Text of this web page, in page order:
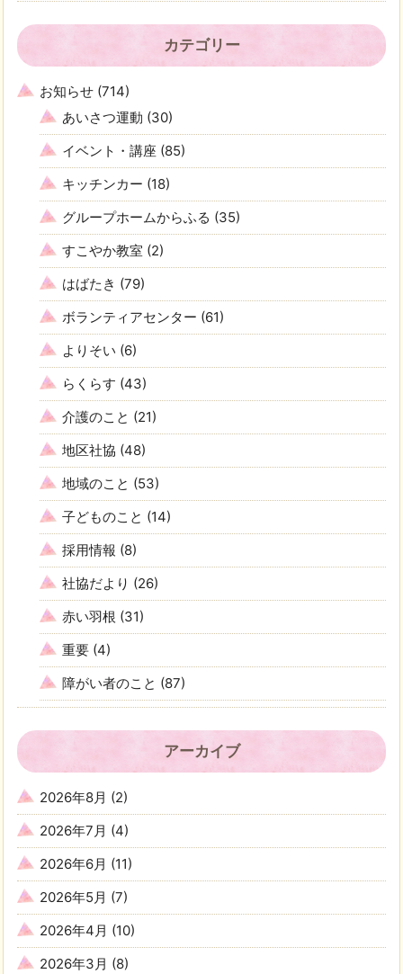
カテゴリー
お知らせ (714)
あいさつ運動 (30)
イベント・講座 (85)
キッチンカー (18)
グループホームからふる (35)
すこやか教室 (2)
はばたき (79)
ボランティアセンター (61)
よりそい (6)
らくらす (43)
介護のこと (21)
地区社協 (48)
地域のこと (53)
子どものこと (14)
採用情報 (8)
社協だより (26)
赤い羽根 (31)
重要 (4)
障がい者のこと (87)
アーカイブ
2026年8月 (2)
2026年7月 (4)
2026年6月 (11)
2026年5月 (7)
2026年4月 (10)
2026年3月 (8)